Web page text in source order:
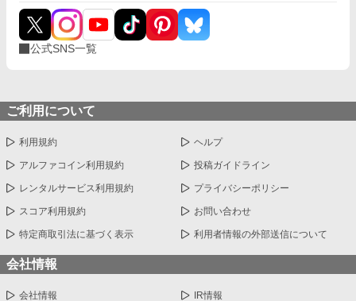
公式SNS一覧
ご利用について
利用規約 ヘルプ
アルファコイン利用規約 投稿ガイドライン
レンタルサービス利用規約 プライバシーポリシー
スコア利用規約 お問い合わせ
特定商取引法に基づく表示 利用者情報の外部送信について
会社情報
会社情報 IR情報